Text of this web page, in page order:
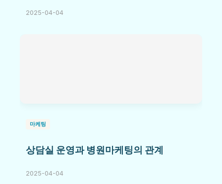
2025-04-04
마케팅
상담실 운영과 병원마케팅의 관계
2025-04-04